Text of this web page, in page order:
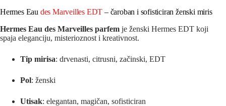
Hermes Eau des Marveilles EDT – čaroban i sofisticiran ženski miris
Hermes Eau des Marveilles parfem je ženski Hermes EDT koji
spaja eleganciju, misterioznost i kreativnost.
Tip mirisa: drvenasti, citrusni, začinski, EDT
Pol: ženski
Utisak: elegantan, magičan, sofisticiran